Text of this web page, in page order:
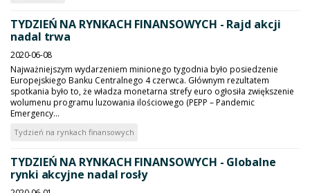
TYDZIEŃ NA RYNKACH FINANSOWYCH - Rajd akcji
nadal trwa
2020-06-08
Najważniejszym wydarzeniem minionego tygodnia było posiedzenie
Europejskiego Banku Centralnego 4 czerwca. Głównym rezultatem
spotkania było to, że władza monetarna strefy euro ogłosiła zwiększenie
wolumenu programu luzowania ilościowego (PEPP – Pandemic
Emergency...
Tydzień na rynkach finansowych
TYDZIEŃ NA RYNKACH FINANSOWYCH - Globalne
rynki akcyjne nadal rosły